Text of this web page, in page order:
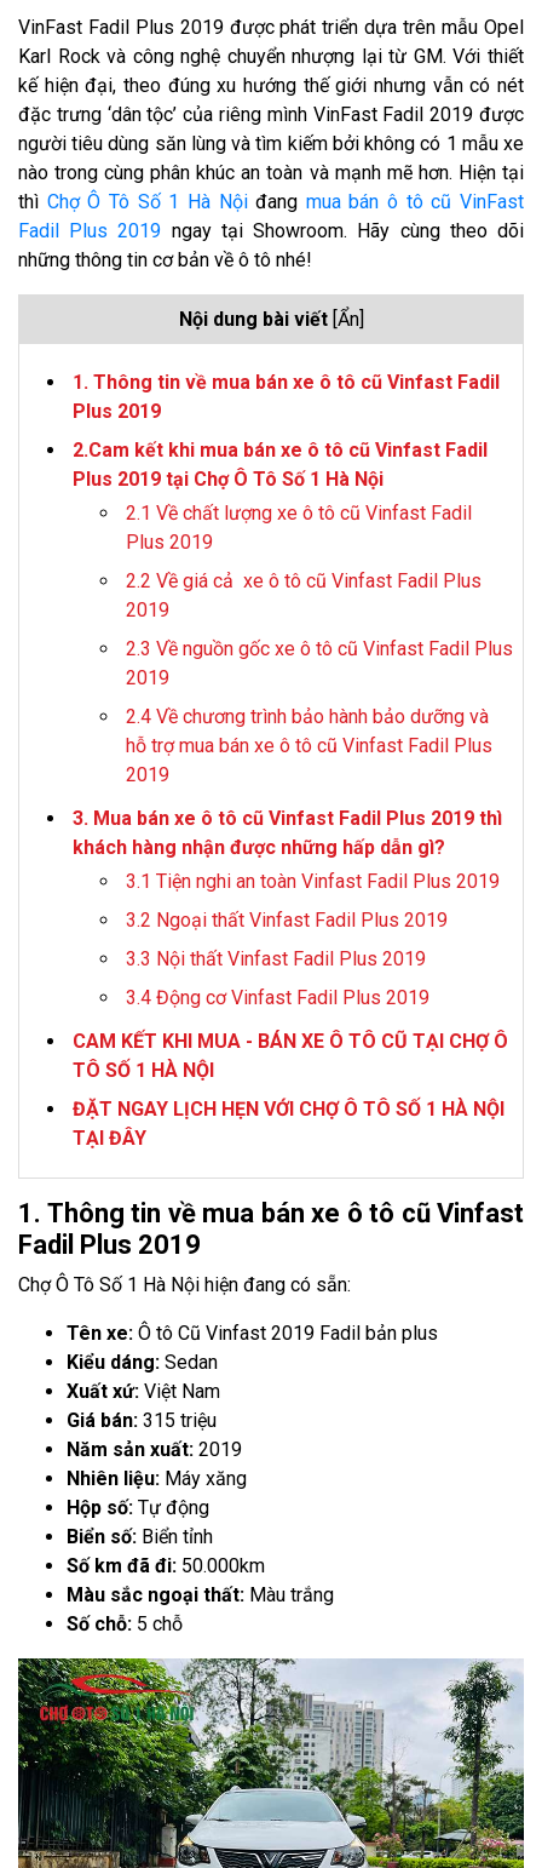
VinFast Fadil Plus 2019 được phát triển dựa trên mẫu Opel
Karl Rock và công nghệ chuyển nhượng lại từ GM. Với thiết
kế hiện đại, theo đúng xu hướng thế giới nhưng vẫn có nét
đặc trưng ‘dân tộc’ của riêng mình VinFast Fadil 2019 được
người tiêu dùng săn lùng và tìm kiếm bởi không có 1 mẫu xe
nào trong cùng phân khúc an toàn và mạnh mẽ hơn. Hiện tại
thì Chợ Ô Tô Số 1 Hà Nộiđang mua bán ô tô cũ VinFast
Fadil Plus 2019 ngay tại Showroom. Hãy cùng theo dõi
những thông tin cơ bản về ô tô nhé!
Nội dung bài viết [Ẩn]
1. Thông tin về mua bán xe ô tô cũ Vinfast Fadil
Plus 2019
2.Cam kết khi mua bán xe ô tô cũ Vinfast Fadil
Plus 2019 tại Chợ Ô Tô Số 1 Hà Nội
2.1 Về chất lượng xe ô tô cũ Vinfast Fadil
Plus 2019
2.2 Về giá cả xe ô tô cũ Vinfast Fadil Plus
2019
2.3 Về nguồn gốc xe ô tô cũ Vinfast Fadil Plus
2019
2.4 Về chương trình bảo hành bảo dưỡng và
hỗ trợ mua bán xe ô tô cũ Vinfast Fadil Plus
2019
3. Mua bán xe ô tô cũ Vinfast Fadil Plus 2019 thì
khách hàng nhận được những hấp dẫn gì?
3.1 Tiện nghi an toàn Vinfast Fadil Plus 2019
3.2 Ngoại thất Vinfast Fadil Plus 2019
3.3 Nội thất Vinfast Fadil Plus 2019
3.4 Động cơ Vinfast Fadil Plus 2019
CAM KẾT KHI MUA - BÁN XE Ô TÔ CŨ TẠI CHỢ Ô
TÔ SỐ 1 HÀ NỘI
ĐẶT NGAY LỊCH HẸN VỚI CHỢ Ô TÔ SỐ 1 HÀ NỘI
TẠI ĐÂY
1. Thông tin về mua bán xe ô tô cũ Vinfast
Fadil Plus 2019
Chợ Ô Tô Số 1 Hà Nội hiện đang có sẵn:
Tên xe: Ô tô Cũ Vinfast 2019 Fadil bản plus
Kiểu dáng: Sedan
Xuất xứ: Việt Nam
Giá bán: 315 triệu
Năm sản xuất: 2019
Nhiên liệu: Máy xăng
Hộp số: Tự động
Biển số: Biển tỉnh
Số km đã đi: 50.000km
Màu sắc ngoại thất: Màu trắng
Số chỗ: 5 chỗ